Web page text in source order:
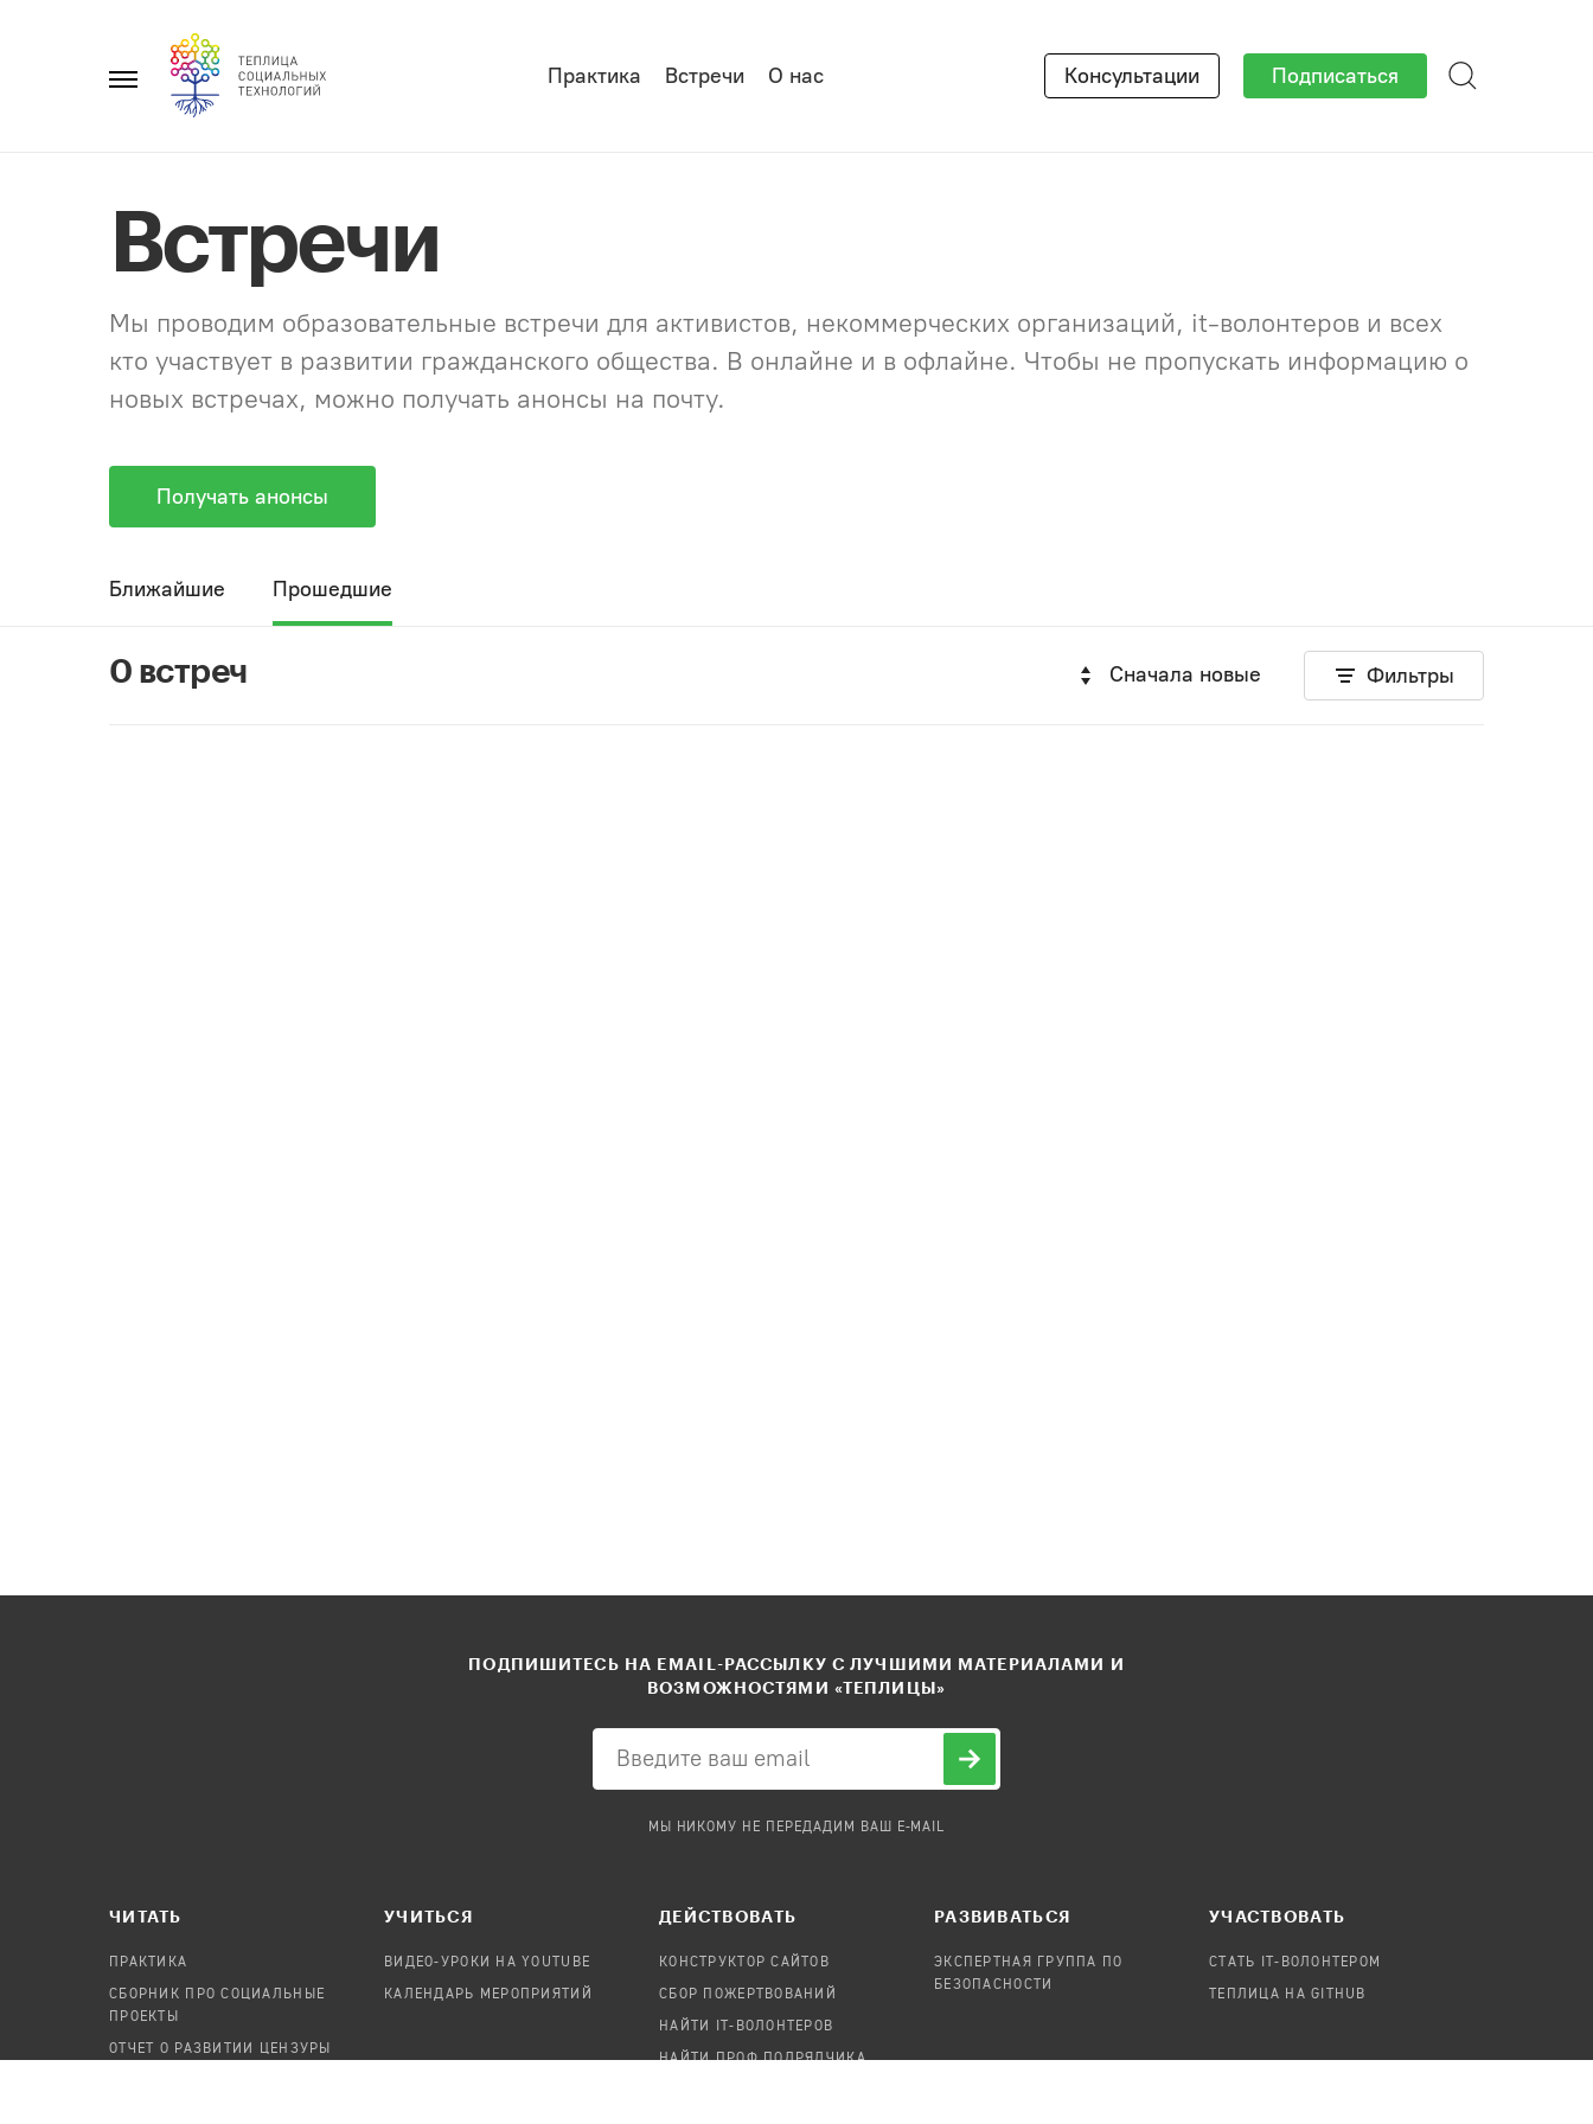
Главное
Практика Встречи О нас Консультации Подписаться
Встречи
Мы проводим образовательные встречи для активистов, некоммерческих организаций, it-волонтеров и всех
кто участвует в развитии гражданского общества. В онлайне и в офлайне. Чтобы не пропускать информацию о
новых встречах, можно получать анонсы на почту.
Получать анонсы
Ближайшие Прошедшие
0 встреч Сначала новые Фильтры
ПОДПИШИТЕСЬ НА EMAIL-РАССЫЛКУ С ЛУЧШИМИ МАТЕРИАЛАМИ И
ВОЗМОЖНОСТЯМИ «ТЕПЛИЦЫ»
МЫ НИКОМУ НЕ ПЕРЕДАДИМ ВАШ E-MAIL
ЧИТАТЬ
ПРАКТИКА
СБОРНИК ПРО СОЦИАЛЬНЫЕ
ПРОЕКТЫ
ОТЧЕТ О РАЗВИТИИ ЦЕНЗУРЫ
УЧИТЬСЯ
ВИДЕО-УРОКИ НА YOUTUBE
КАЛЕНДАРЬ МЕРОПРИЯТИЙ
ДЕЙСТВОВАТЬ
КОНСТРУКТОР САЙТОВ
СБОР ПОЖЕРТВОВАНИЙ
НАЙТИ IT-ВОЛОНТЕРОВ
НАЙТИ ПРОФ.ПОДРЯДЧИКА
РАЗВИВАТЬСЯ
ЭКСПЕРТНАЯ ГРУППА ПО
БЕЗОПАСНОСТИ
УЧАСТВОВАТЬ
СТАТЬ IT-ВОЛОНТЕРОМ
ТЕПЛИЦА НА GITHUB